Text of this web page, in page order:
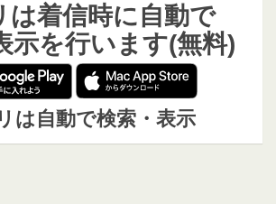
は着信時に自動で
示を行います(無料)
は自動で検索・表示